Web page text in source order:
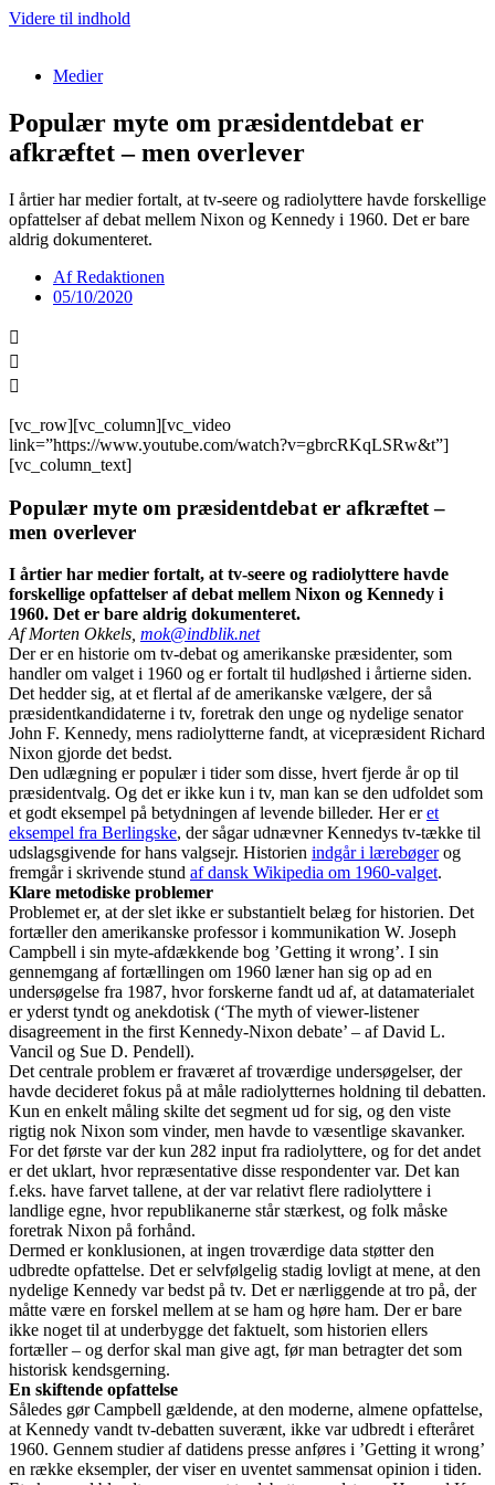
Videre til indhold
Medier
Populær myte om præsidentdebat er
afkræftet – men overlever
I årtier har medier fortalt, at tv-seere og radiolyttere havde forskellige
opfattelser af debat mellem Nixon og Kennedy i 1960. Det er bare
aldrig dokumenteret.
AfRedaktionen
05/10/2020
[vc_row][vc_column][vc_video
link=”https://www.youtube.com/watch?v=gbrcRKqLSRw&t”]
[vc_column_text]
Populær myte om præsidentdebat er afkræftet –
men overlever
I årtier har medier fortalt, at tv-seere og radiolyttere havde
forskellige opfattelser af debat mellem Nixon og Kennedy i
1960. Det er bare aldrig dokumenteret.
Af Morten Okkels, mok@indblik.net
Der er en historie om tv-debat og amerikanske præsidenter, som
handler om valget i 1960 og er fortalt til hudløshed i årtierne siden.
Det hedder sig, at et flertal af de amerikanske vælgere, der så
præsidentkandidaterne i tv, foretrak den unge og nydelige senator
John F. Kennedy, mens radiolytterne fandt, at vicepræsident Richard
Nixon gjorde det bedst.
Den udlægning er populær i tider som disse, hvert fjerde år op til
præsidentvalg. Og det er ikke kun i tv, man kan se den udfoldet som
et godt eksempel på betydningen af levende billeder. Her eret
eksempel fra Berlingske, der sågar udnævner Kennedys tv-tække til
udslagsgivende for hans valgsejr. Historien indgår i lærebøgerog
fremgår i skrivende stund af dansk Wikipedia om 1960-valget.
Klare metodiske problemer
Problemet er, at der slet ikke er substantielt belæg for historien. Det
fortæller den amerikanske professor i kommunikation W. Joseph
Campbell i sin myte-afdækkende bog ’Getting it wrong’. I sin
gennemgang af fortællingen om 1960 læner han sig op ad en
undersøgelse fra 1987, hvor forskerne fandt ud af, at datamaterialet
er yderst tyndt og anekdotisk (‘The myth of viewer‐listener
disagreement in the first Kennedy‐Nixon debate’ – af David L.
Vancil og Sue D. Pendell).
Det centrale problem er fraværet af troværdige undersøgelser, der
havde decideret fokus på at måle radiolytternes holdning til debatten.
Kun en enkelt måling skilte det segment ud for sig, og den viste
rigtig nok Nixon som vinder, men havde to væsentlige skavanker.
For det første var der kun 282 input fra radiolyttere, og for det andet
er det uklart, hvor repræsentative disse respondenter var. Det kan
f.eks. have farvet tallene, at der var relativt flere radiolyttere i
landlige egne, hvor republikanerne står stærkest, og folk måske
foretrak Nixon på forhånd.
Dermed er konklusionen, at ingen troværdige data støtter den
udbredte opfattelse. Det er selvfølgelig stadig lovligt at mene, at den
nydelige Kennedy var bedst på tv. Det er nærliggende at tro på, der
måtte være en forskel mellem at se ham og høre ham. Der er bare
ikke noget til at underbygge det faktuelt, som historien ellers
fortæller – og derfor skal man give agt, før man betragter det som
historisk kendsgerning.
En skiftende opfattelse
Således gør Campbell gældende, at den moderne, almene opfattelse,
at Kennedy vandt tv-debatten suverænt, ikke var udbredt i efteråret
1960. Gennem studier af datidens presse anføres i ’Getting it wrong’
en række eksempler, der viser en uventet sammensat opinion i tiden.